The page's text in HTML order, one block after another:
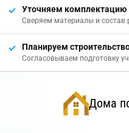
Уточняем комплектацию
Сверяем материалы и состав
Планируем
Согласовываем подготовку
Дома